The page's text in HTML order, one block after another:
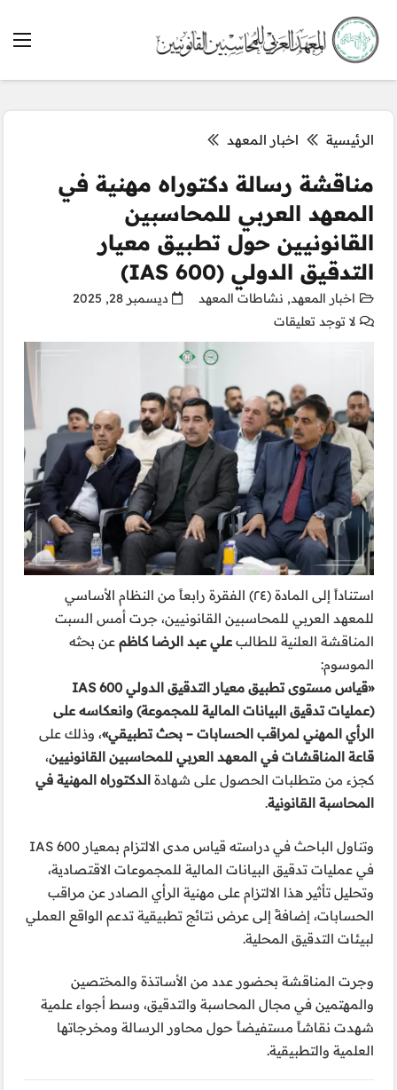
الرئيسية اخبار المعهد
مناقشة رسالة دكتوراه مهنية في
المعهد العربي للمحاسبين
القانونيين حول تطبيق معيار
التدقيق الدولي (IAS 600)
اخبار المعهد, نشاطات المعهد
ديسمبر 28, 2025
لا توجد تعليقات
استناداً إلى المادة (٢٤) الفقرة رابعاً من النظام الأساسي
للمعهد العربي للمحاسبين القانونيين، جرت أمس السبت
المناقشة العلنية للطالبعلي عبد الرضا كاظم عن بحثه
الموسوم:
«قياس مستوى تطبيق معيار التدقيق الدولي IAS 600
(عمليات تدقيق البيانات المالية للمجموعة) وانعكاسه على
الرأي المهني لمراقب الحسابات – بحث تطبيقي»، وذلك على
قاعة المناقشات في المعهد العربي للمحاسبين القانونيين،
كجزء من متطلبات الحصول على شهادة الدكتوراه المهنية في
المحاسبة القانونية.
وتناول الباحث في دراسته قياس مدى الالتزام بمعيار IAS 600
في عمليات تدقيق البيانات المالية للمجموعات الاقتصادية،
وتحليل تأثير هذا الالتزام على مهنية الرأي الصادر عن مراقب
الحسابات، إضافةً إلى عرض نتائج تطبيقية تدعم الواقع العملي
لبيئات التدقيق المحلية.
وجرت المناقشة بحضور عدد من الأساتذة والمختصين
والمهتمين في مجال المحاسبة والتدقيق، وسط أجواء علمية
شهدت نقاشاً مستفيضاً حول محاور الرسالة ومخرجاتها
العلمية والتطبيقية.